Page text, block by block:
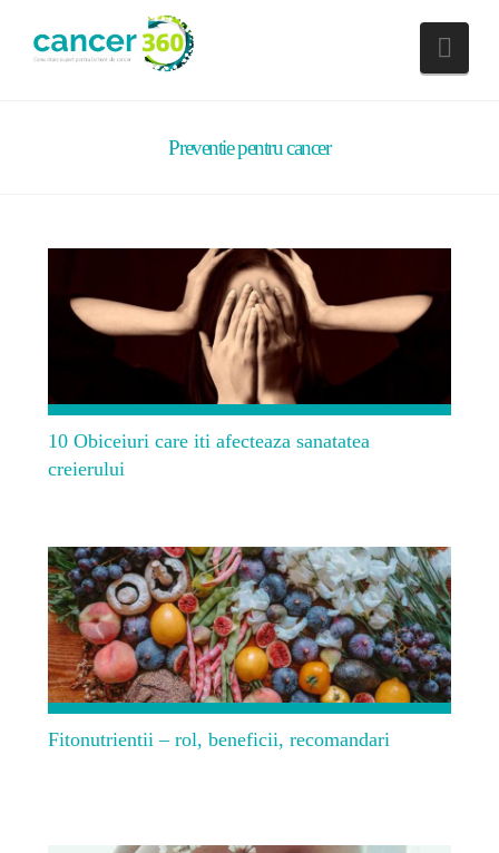
Preventie pentru cancer
10 Obiceiuri care iti afecteaza sanatatea
creierului
Fitonutrientii – rol, beneficii, recomandari